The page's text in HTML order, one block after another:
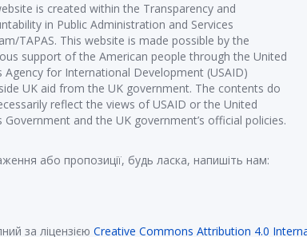
is created within the Transparency and
in Public Administration and Services
TAPAS. This website is made possible by the
support of the American people through the United
Agency for International Development (USAID)
UK aid from the UK government. The contents do
reflect the views of USAID or the United
Government and the UK government’s official policies.
або пропозиції, будь ласка, напишіть нам:
за ліцензією Creative Commons Attribution 4.0